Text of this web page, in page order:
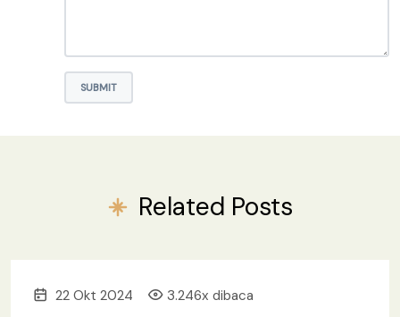
SUBMIT
Related Posts
22 Okt 2024 3.246x dibaca